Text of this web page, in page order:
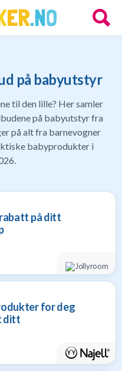
på babyutstyr
til den lille? Her samler
på babyutstyr fra
på alt fra barnevogner
babyprodukter i
på ditt
for deg
ditt